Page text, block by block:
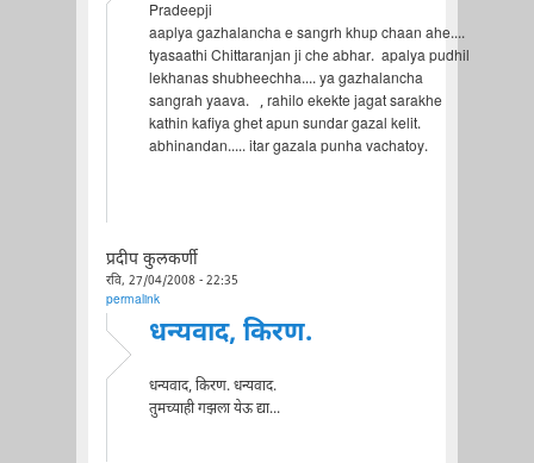
Pradeepji
aaplya gazhalancha e sangrh khup chaan ahe....
tyasaathi Chittaranjan ji che abhar. apalya pudhil
lekhanas shubheechha.... ya gazhalancha
sangrah yaava. , rahilo ekekte jagat sarakhe
kathin kafiya ghet apun sundar gazal kelit.
abhinandan..... itar gazala punha vachatoy.
प्रदीप कुलकर्णी
रवि, 27/04/2008 - 22:35
permalink
धन्यवाद, किरण.
धन्यवाद, किरण. धन्यवाद.
तुमच्याही गझला येऊ द्या...